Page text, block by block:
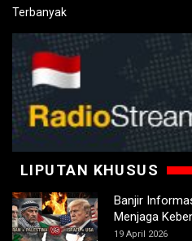
LIPUTAN KHUSUS
Banjir
Menjaga
19 April 2026